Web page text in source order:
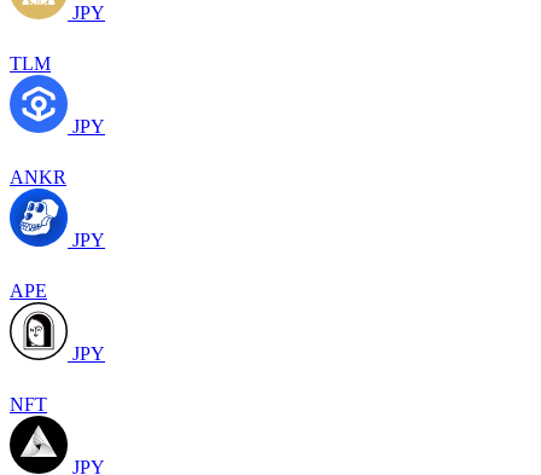
JPY
TLM
JPY
ANKR
JPY
APE
JPY
NFT
JPY